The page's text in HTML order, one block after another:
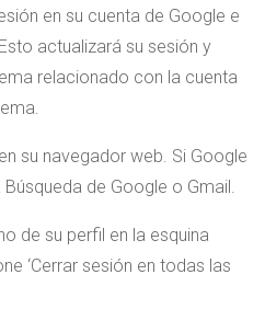
en su cuenta de Google e
actualizará su sesión y
relacionado con la cuenta
su navegador web. Si Google
de Google o Gmail.
de su perfil en la esquina
‘Cerrar sesión en todas las